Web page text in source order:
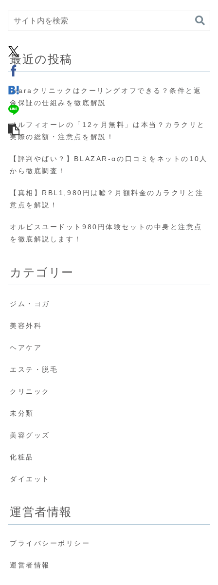
最近の投稿
uraraクリニックはクーリングオフできる？条件と返
金保証の仕組みを徹底解説
ベルフィオーレの「12ヶ月無料」は本当？カラクリと
実際の総額・注意点を解説！
【評判やばい？】BLAZAR-αの口コミをネットの10人
から徹底調査！
【真相】RBL1,980円は嘘？月額料金のカラクリと注
意点を解説！
オルビスユードット980円体験セットの中身と注意点
を徹底解説します！
カテゴリー
ジム・ヨガ
美容外科
ヘアケア
エステ・脱毛
クリニック
未分類
美容グッズ
化粧品
ダイエット
運営者情報
プライバシーポリシー
運営者情報